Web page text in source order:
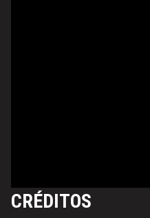
CRÉDITOS